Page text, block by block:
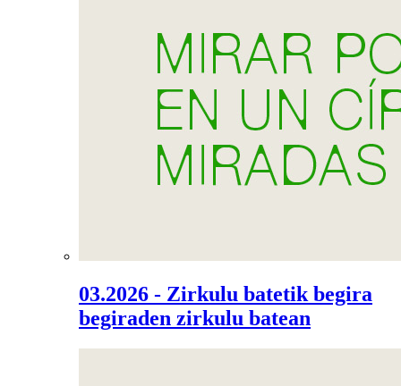
03.2026 - Zirkulu batetik begira
begiraden zirkulu batean